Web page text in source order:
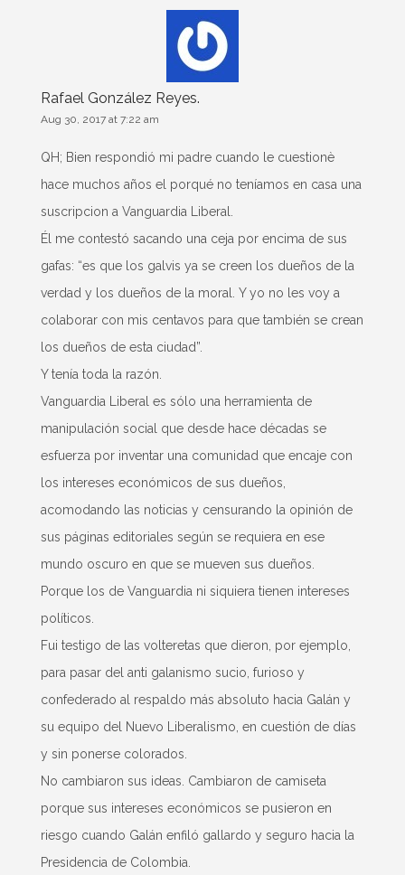
Rafael González Reyes.
Aug 30, 2017 at 7:22 am
QH; Bien respondió mi padre cuando le cuestionè
hace muchos años el porqué no teníamos en casa una
suscripcion a Vanguardia Liberal.
Él me contestó sacando una ceja por encima de sus
gafas: “es que los galvis ya se creen los dueños de la
verdad y los dueños de la moral. Y yo no les voy a
colaborar con mis centavos para que también se crean
los dueños de esta ciudad”.
Y tenía toda la razón.
Vanguardia Liberal es sólo una herramienta de
manipulación social que desde hace décadas se
esfuerza por inventar una comunidad que encaje con
los intereses económicos de sus dueños,
acomodando las noticias y censurando la opinión de
sus páginas editoriales según se requiera en ese
mundo oscuro en que se mueven sus dueños.
Porque los de Vanguardia ni siquiera tienen intereses
políticos.
Fui testigo de las volteretas que dieron, por ejemplo,
para pasar del anti galanismo sucio, furioso y
confederado al respaldo más absoluto hacia Galán y
su equipo del Nuevo Liberalismo, en cuestión de días
y sin ponerse colorados.
No cambiaron sus ideas. Cambiaron de camiseta
porque sus intereses económicos se pusieron en
riesgo cuando Galán enfiló gallardo y seguro hacia la
Presidencia de Colombia.